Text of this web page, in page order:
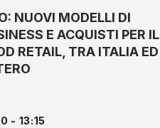
NUOVI MODELLI DI
E ACQUISTI PER IL
RETAIL, TRA ITALIA ED
- 13:15